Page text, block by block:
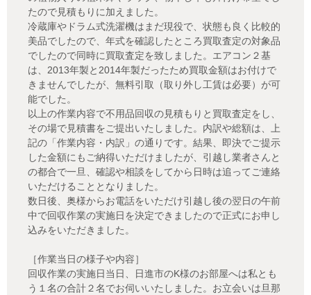
たので見積もりに加えました。
冷蔵庫やドラム式洗濯機はまだ現役で、状態も良く比較的
美品でしたので、年式を確認したところ買取査定の対象品
でしたので同時に買取査定を致しました。エアコン２基
は、2013年製と2014年製だったため買取金額はお付けで
きませんでしたが、無料引取（取り外し工賃は必要）が可
能でした。
以上の作業内容で不用品回収の見積もりと買取査定をし、
その場で見積書をご提出いたしました。内訳や総額は、上
記の「作業内容・内訳」の通りです。結果、即決でご提示
した金額にもご納得いただけましたが、引越し業者さんと
の都合で一旦、確認や相談をしてから日時は追ってご連絡
いただけることとなりました。
数日後、奥様からお電話をいただけ引越し後の翌日の午前
中で回収作業の実施日を決定できましたので正式にお申し
込みをいただきました。
［作業当日の様子や内容］
回収作業の実施日当日、日進市のK様のお部屋へは私とも
う１名の合計２名でお伺いいたしました。お立会いは旦那